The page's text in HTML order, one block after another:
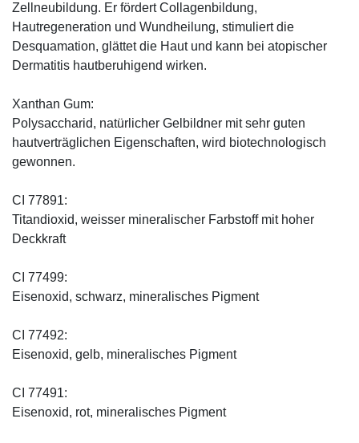
Zellneubildung. Er fördert Collagenbildung,
Hautregeneration und Wundheilung, stimuliert die
Desquamation, glättet die Haut und kann bei atopischer
Dermatitis hautberuhigend wirken.
Xanthan Gum:
Polysaccharid, natürlicher Gelbildner mit sehr guten
hautverträglichen Eigenschaften, wird biotechnologisch
gewonnen.
CI 77891:
Titandioxid, weisser mineralischer Farbstoff mit hoher
Deckkraft
CI 77499:
Eisenoxid, schwarz, mineralisches Pigment
CI 77492:
Eisenoxid, gelb, mineralisches Pigment
CI 77491:
Eisenoxid, rot, mineralisches Pigment